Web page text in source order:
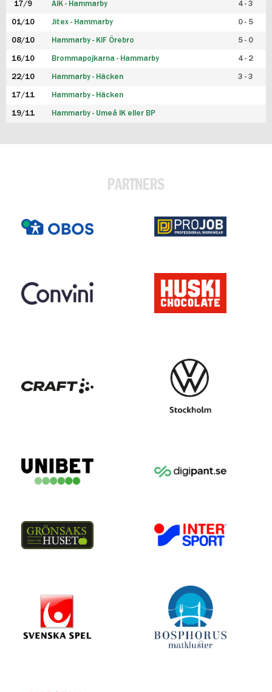
17/9 AIK - Hammarby 4 - 3
01/10 Jitex - Hammarby 0 - 5
08/10 Hammarby - KIF Örebro 5 - 0
16/10 Brommapojkarna - Hammarby 4 - 2
22/10 Hammarby - Häcken 3 - 3
17/11 Hammarby - Häcken
19/11 Hammarby - Umeå IK eller BP
PARTNERS